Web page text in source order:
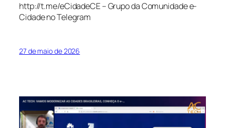
http://t.me/eCidadeCE – Grupo da Comunidade e-
Cidade no Telegram
27 de maio de 2026